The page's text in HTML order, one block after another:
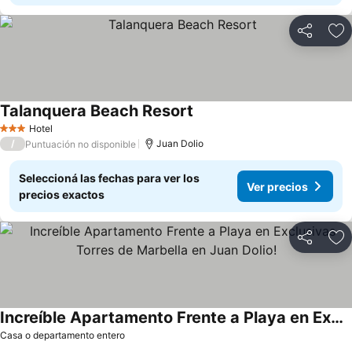
Compartir
3 Estrellas
Hotel
Talanquera Beach Resort
/ Puntuación no disponible Juan Dolio
Seleccioná las fechas para ver los
precios exactos
Ver precios
Compartir
Casa o departamento entero
Increíble Apartamento Frente a Playa en Exclusivas Torres de Marbella en Juan Dolio!
Ver precios